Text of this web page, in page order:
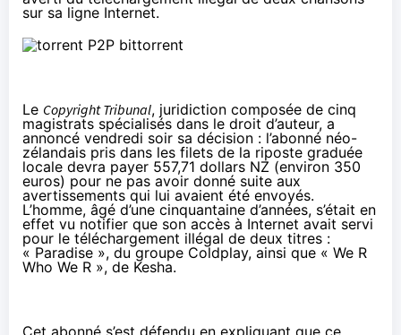
sur sa ligne Internet.
Le Copyright Tribunal, juridiction composée de cinq
magistrats spécialisés dans le droit d’auteur, a
annoncé vendredi soir sa décision : l’abonné néo-
zélandais pris dans les filets de la riposte graduée
locale devra payer 557,71 dollars NZ (environ 350
euros) pour ne pas avoir donné suite aux
avertissements qui lui avaient été envoyés.
L’homme, âgé d’une cinquantaine d’années, s’était en
effet vu notifier que son accès à Internet avait servi
pour le téléchargement illégal de deux titres :
« Paradise », du groupe Coldplay, ainsi que « We R
Who We R », de Kesha.